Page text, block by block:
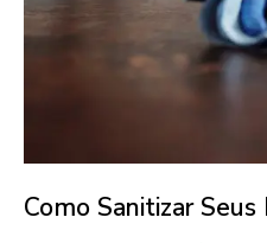
Como Sanitizar